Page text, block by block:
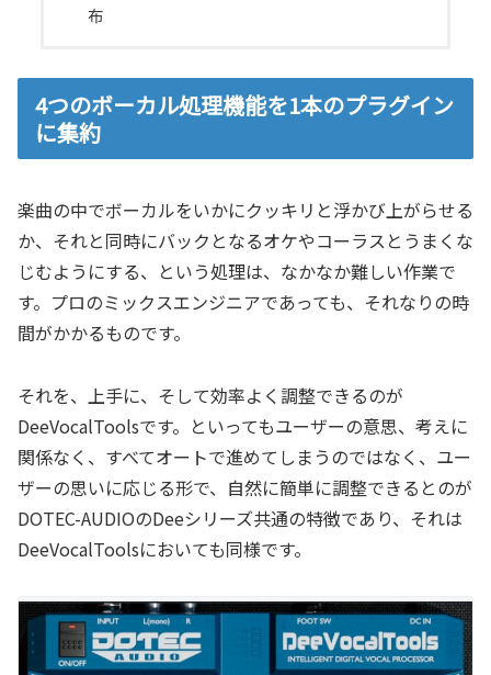
布
4つのボーカル処理機能を1本のプラグイン
に集約
楽曲の中でボーカルをいかにクッキリと浮かび上がらせる
か、それと同時にバックとなるオケやコーラスとうまくな
じむようにする、という処理は、なかなか難しい作業で
す。プロのミックスエンジニアであっても、それなりの時
間がかかるものです。
それを、上手に、そして効率よく調整できるのが
DeeVocalToolsです。といってもユーザーの意思、考えに
関係なく、すべてオートで進めてしまうのではなく、ユー
ザーの思いに応じる形で、自然に簡単に調整できるとのが
DOTEC-AUDIOのDeeシリーズ共通の特徴であり、それは
DeeVocalToolsにおいても同様です。